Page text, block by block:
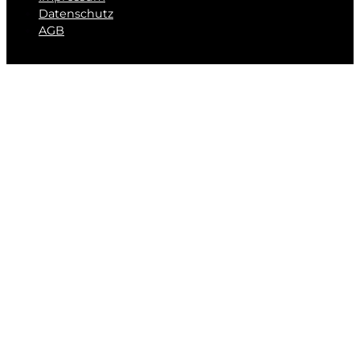
Datenschutz
AGB